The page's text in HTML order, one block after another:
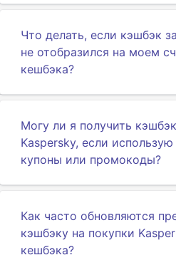
Что делать, если кэшбэк
не отобразился на моем
кешбэка?
Могу ли я получить
Kaspersky, если
купоны или промокоды?
Как часто обновляются
кэшбэку на покупки
кешбэка?